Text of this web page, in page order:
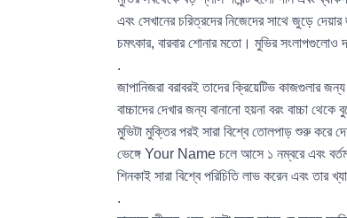
এবং সেখানের চরিত্রদের নিজেদের সাথে জুড়ে
চমৎকার, বারবার শোনার মতো। মুভির সংলাপগুলোও
.
জাপানিজরা বরাবরই তাদের ক্রিয়েটিভ কাজগুলার
বাচ্চাদের দেখার জন্য বানানো হয়না বরং বাচ্চা
মুভিটা মুক্তির পরই সারা বিশ্বে তোলপাড় শুরু করে
ভেঙ্গে Your Name চলে আসে ১ নম্বরে এবং
শিনকাই সারা বিশ্বে পরিচিতি লাভ করেন এবং
.